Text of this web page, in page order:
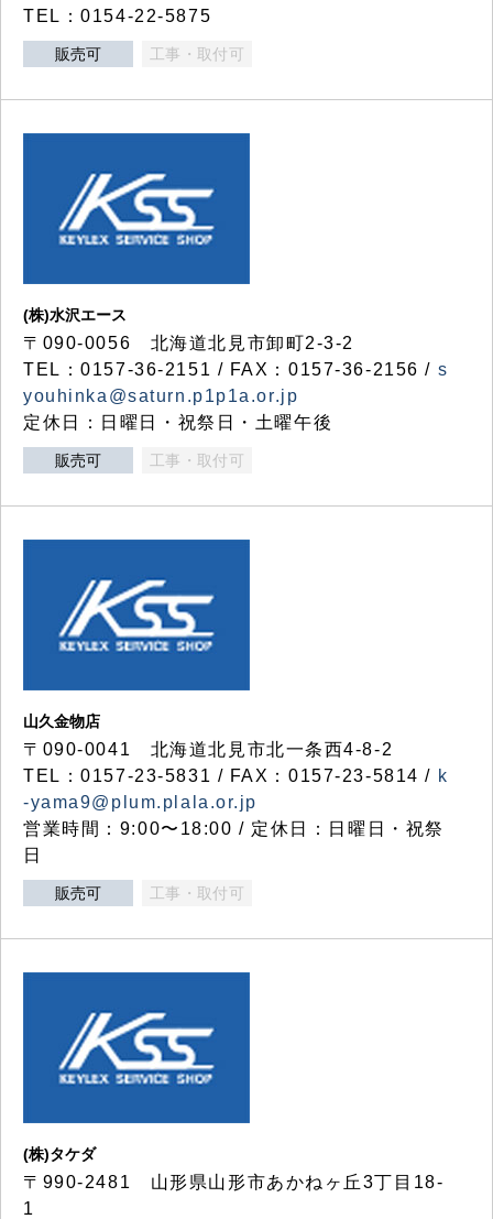
TEL：0154-22-5875
販売可 工事・取付可
(株)水沢エース
〒090-0056 北海道北見市卸町2-3-2
TEL：0157-36-2151 / FAX：0157-36-2156 / s
youhinka@saturn.p1p1a.or.jp
定休日：日曜日・祝祭日・土曜午後
販売可 工事・取付可
山久金物店
〒090-0041 北海道北見市北一条西4-8-2
TEL：0157-23-5831 / FAX：0157-23-5814 / k
-yama9@plum.plala.or.jp
営業時間：9:00〜18:00 / 定休日：日曜日・祝祭
日
販売可 工事・取付可
(株)タケダ
〒990-2481 山形県山形市あかねヶ丘3丁目18-
1